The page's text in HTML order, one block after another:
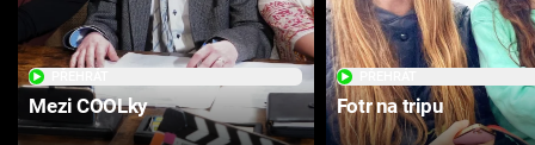
Mezi COOLky Fotr na tripu